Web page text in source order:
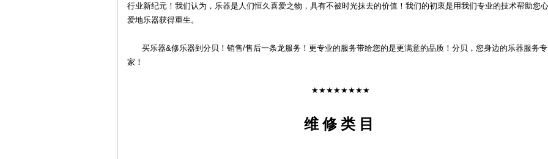
行业新纪元！我们认为，乐器是人们恒久喜爱之物，具有不被时光抹去的价值！我们的初衷是用我们专业的技术帮助您心
爱地乐器获得重生。
买乐器&修乐器到分贝！销售/售后一条龙服务！更专业的服务带给您的是更满意的品质！分贝，您身边的乐器服务专
家！
★★★★★★★★
维 修 类 目